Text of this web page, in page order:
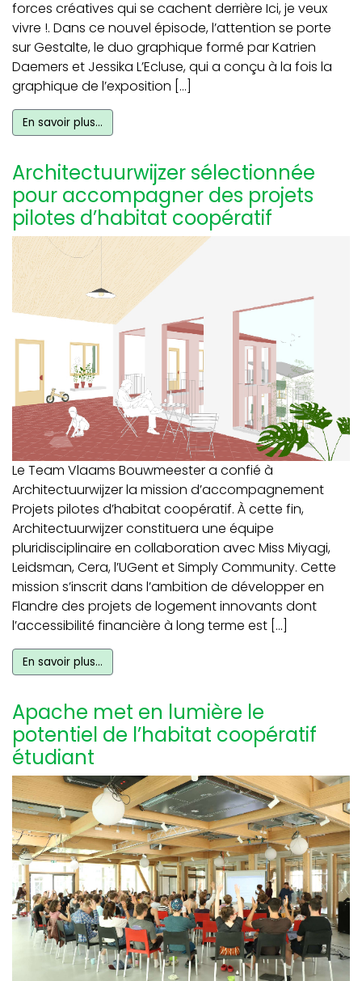
forces créatives qui se cachent derrière Ici, je veux
vivre !. Dans ce nouvel épisode, l’attention se porte
sur Gestalte, le duo graphique formé par Katrien
Daemers et Jessika L’Ecluse, qui a conçu à la fois la
graphique de l’exposition […]
En savoir plus…
Architectuurwijzer sélectionnée
pour accompagner des projets
pilotes d’habitat coopératif
Le Team Vlaams Bouwmeester a confié à
Architectuurwijzer la mission d’accompagnement
Projets pilotes d’habitat coopératif. À cette fin,
Architectuurwijzer constituera une équipe
pluridisciplinaire en collaboration avec Miss Miyagi,
Leidsman, Cera, l’UGent et Simply Community. Cette
mission s’inscrit dans l’ambition de développer en
Flandre des projets de logement innovants dont
l’accessibilité financière à long terme est […]
En savoir plus…
Apache met en lumière le
potentiel de l’habitat coopératif
étudiant